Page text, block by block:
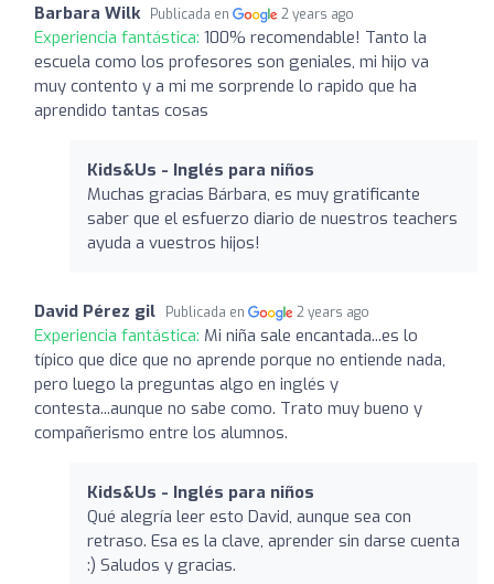
Barbara Wilk Publicada en 2 years ago
Experiencia fantástica: 100% recomendable! Tanto la
escuela como los profesores son geniales, mi hijo va
muy contento y a mi me sorprende lo rapido que ha
aprendido tantas cosas
Kids&Us - Inglés para niños
Muchas gracias Bárbara, es muy gratificante
saber que el esfuerzo diario de nuestros teachers
ayuda a vuestros hijos!
David Pérez gil Publicada en 2 years ago
Experiencia fantástica: Mi niña sale encantada...es lo
típico que dice que no aprende porque no entiende nada,
pero luego la preguntas algo en inglés y
contesta...aunque no sabe como. Trato muy bueno y
compañerismo entre los alumnos.
Kids&Us - Inglés para niños
Qué alegría leer esto David, aunque sea con
retraso. Esa es la clave, aprender sin darse cuenta
:) Saludos y gracias.